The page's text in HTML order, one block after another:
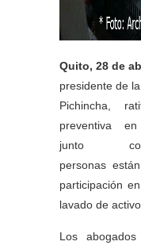
Quito, 28 de
presidente de
Pichincha,
preventiva
junto
personas
participación
lavado de
Los